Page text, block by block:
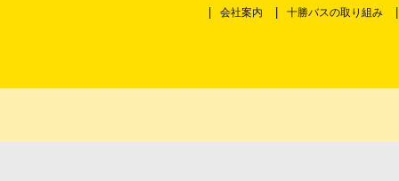
会社案内 十勝バスの取り組み